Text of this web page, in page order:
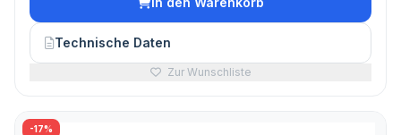
Technische Daten
Zur Wunschliste
-17%